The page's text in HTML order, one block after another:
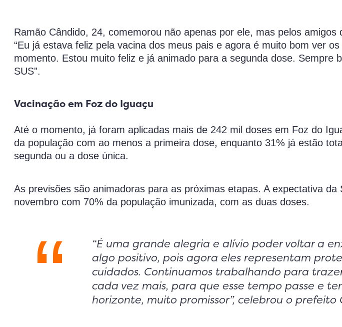
Ramão Cândido, 24, comemorou não apenas por ele, mas pelos amigos
“Eu já estava feliz pela vacina dos meus pais e agora é muito bom ver
momento. Estou muito feliz e já animado para a segunda dose. Sempre
SUS”.
Vacinação em Foz do Iguaçu
Até o momento, já foram aplicadas mais de 242 mil doses em Foz do
da população com ao menos a primeira dose, enquanto 31% já estão
segunda ou a dose única.
As previsões são animadoras para as próximas etapas. A expectativa
novembro com 70% da população imunizada, com as duas doses.
“É uma grande alegria e alívio poder voltar a
algo positivo, pois agora eles representam
cuidados. Continuamos trabalhando para
cada vez mais, para que esse tempo passe e
horizonte, muito promissor”, celebrou o prefeito